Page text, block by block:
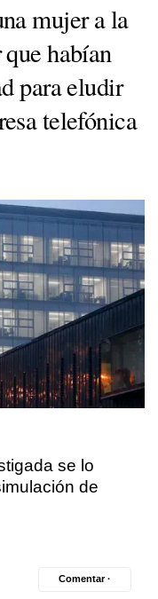
mujer a la
habían
para eludir
telefónica
se lo
de
Comentar ·